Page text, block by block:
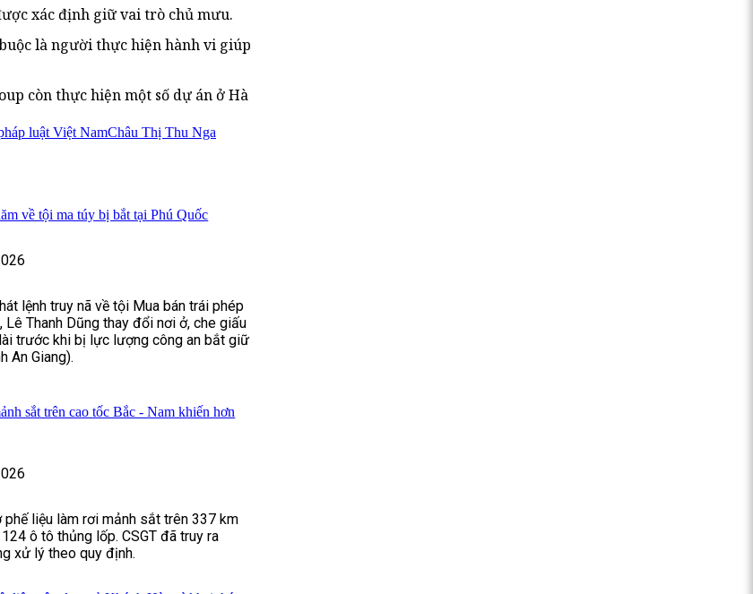
xác định giữ vai trò chủ mưu.
là người thực hiện hành vi giúp
còn thực hiện một số dự án ở Hà
luật Việt NamChâu Thị Thu Nga
về tội ma túy bị bắt tại Phú Quốc
lệnh truy nã về tội Mua bán trái phép
Thanh Dũng thay đổi nơi ở, che giấu
trước khi bị lực lượng công an bắt giữ
An Giang).
sắt trên cao tốc Bắc - Nam khiến hơn
liệu làm rơi mảnh sắt trên 337 km
ô tô thủng lốp. CSGT đã truy ra
xử lý theo quy định.